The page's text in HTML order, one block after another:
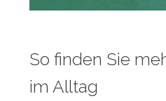
So finden Sie
im Alltag